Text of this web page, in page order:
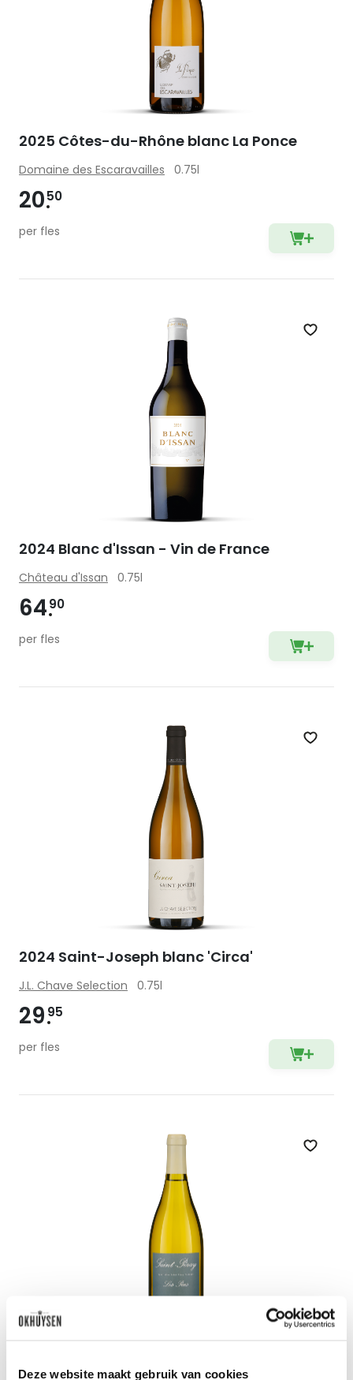
Deze website maakt gebruik van cookies
2025 Côtes-du-Rhône blanc La Ponce
Domaine des Escaravailles 0.75l
2050
per fles
Zet
2024 Blanc d'Issan - Vin de France
Château d'Issan 0.75l
6490
per fles
Zet
2024 Saint-Joseph blanc 'Circa'
J.L. Chave Selection 0.75l
29 95
per fles
Zet
2024 Saint-Péray 'Les Pins'